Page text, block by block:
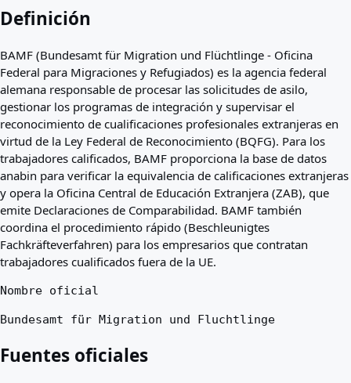
Comparación de países
Comparaciones de visado
Definición
BAMF (Bundesamt für Migration und Flüchtlinge - Oficina
Federal para Migraciones y Refugiados) es la agencia federal
alemana responsable de procesar las solicitudes de asilo,
gestionar los programas de integración y supervisar el
reconocimiento de cualificaciones profesionales extranjeras en
virtud de la Ley Federal de Reconocimiento (BQFG). Para los
trabajadores calificados, BAMF proporciona la base de datos
anabin para verificar la equivalencia de calificaciones extranjeras
y opera la Oficina Central de Educación Extranjera (ZAB), que
emite Declaraciones de Comparabilidad. BAMF también
coordina el procedimiento rápido (Beschleunigtes
Fachkräfteverfahren) para los empresarios que contratan
trabajadores cualificados fuera de la UE.
Nombre oficial
Bundesamt für Migration und Fluchtlinge
Fuentes oficiales